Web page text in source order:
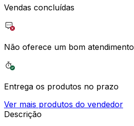
Vendas concluídas
Não oferece um bom atendimento
Entrega os produtos no prazo
Ver mais produtos do vendedor
Descrição